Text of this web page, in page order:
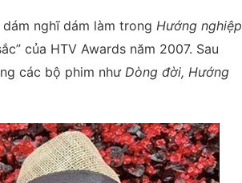
nghĩ dám làm trong Hướng nghiệp
của HTV Awards năm 2007. Sau
các bộ phim nhưDòng đời, Hướng